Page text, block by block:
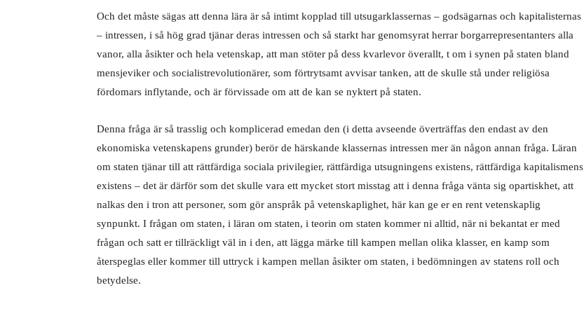
Och det måste sägas att denna lära är så intimt kopplad till utsugarklassernas – godsägarnas och kapitalisternas
– intressen, i så hög grad tjänar deras intressen och så starkt har genomsyrat herrar borgarrepresentanters alla
vanor, alla åsikter och hela vetenskap, att man stöter på dess kvarlevor överallt, t om i synen på staten bland
mensjeviker och socialistrevolutionärer, som förtrytsamt avvisar tanken, att de skulle stå under religiösa
fördomars inflytande, och är förvissade om att de kan se nyktert på staten.
Denna fråga är så trasslig och komplicerad emedan den (i detta avseende överträffas den endast av den
ekonomiska vetenskapens grunder) berör de härskande klassernas intressen mer än någon annan fråga. Läran
om staten tjänar till att rättfärdiga sociala privilegier, rättfärdiga utsugningens existens, rättfärdiga kapitalismens
existens – det är därför som det skulle vara ett mycket stort misstag att i denna fråga vänta sig opartiskhet, att
nalkas den i tron att personer, som gör anspråk på vetenskaplighet, här kan ge er en rent vetenskaplig
synpunkt. I frågan om staten, i läran om staten, i teorin om staten kommer ni alltid, när ni bekantat er med
frågan och satt er tillräckligt väl in i den, att lägga märke till kampen mellan olika klasser, en kamp som
återspeglas eller kommer till uttryck i kampen mellan åsikter om staten, i bedömningen av statens roll och
betydelse.